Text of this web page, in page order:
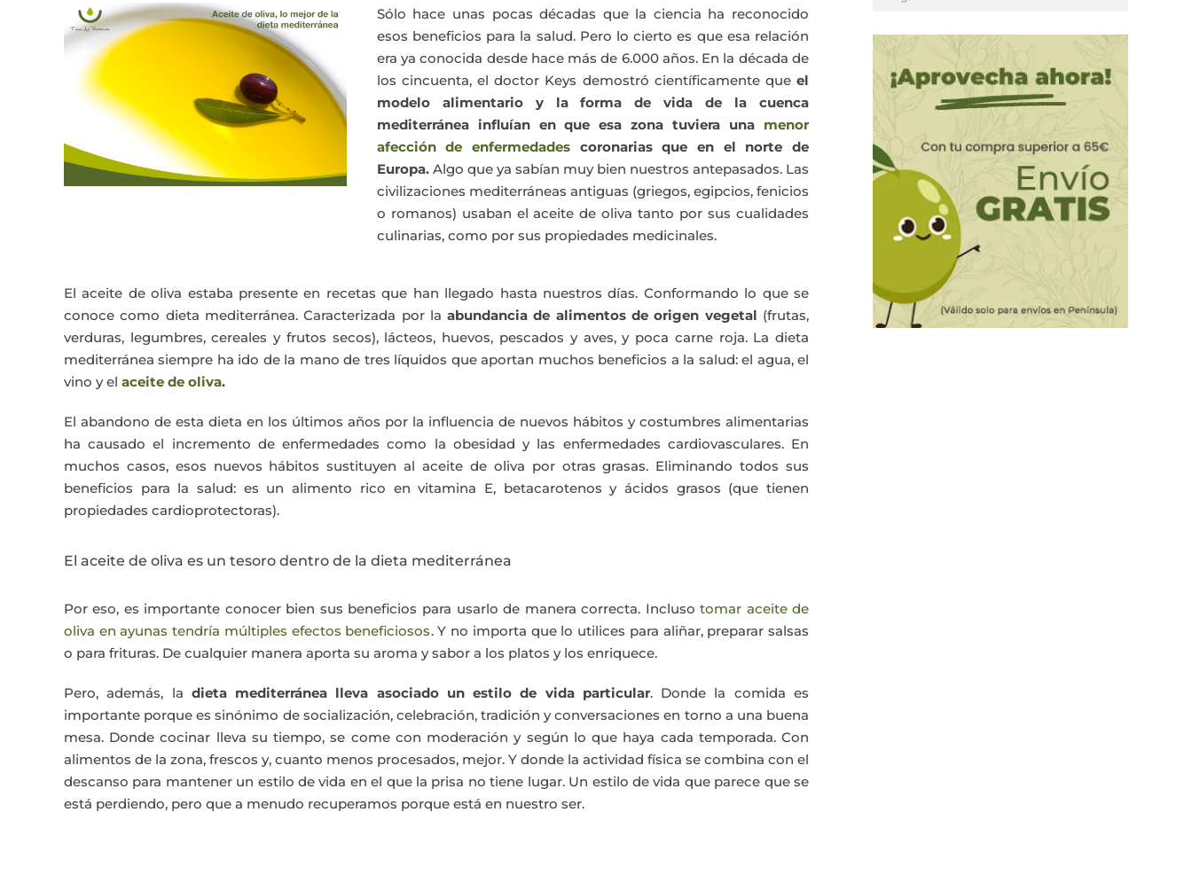
Sólo hace unas pocas décadas que la ciencia ha reconocido
esos beneficios para la salud. Pero lo cierto es que esa relación
era ya conocida desde hace más de 6.000 años. En la década de
los cincuenta, el doctor Keys demostró científicamente queel
modelo alimentario y la forma de vida de la cuenca
mediterránea influían en que esa zona tuviera una menor
afección de enfermedades coronarias que en el norte de
Europa.Algo que ya sabían muy bien nuestros antepasados. Las
civilizaciones mediterráneas antiguas (griegos, egipcios, fenicios
o romanos) usaban el aceite de oliva tanto por sus cualidades
culinarias, como por sus propiedades medicinales.
El aceite de oliva estaba presente en recetas que han llegado hasta nuestros días. Conformando lo que se
conoce como dieta mediterránea. Caracterizada por laabundancia de alimentos de origen vegetal (frutas,
verduras, legumbres, cereales y frutos secos), lácteos, huevos, pescados y aves, y poca carne roja. La dieta
mediterránea siempre ha ido de la mano de tres líquidos que aportan muchos beneficios a la salud: el agua, el
vino y el aceite de oliva.
El abandono de esta dieta en los últimos años por la influencia de nuevos hábitos y costumbres alimentarias
ha causado el incremento de enfermedades como la obesidad y las enfermedades cardiovasculares. En
muchos casos, esos nuevos hábitos sustituyen al aceite de oliva por otras grasas. Eliminando todos sus
beneficios para la salud: es un alimento rico en vitamina E, betacarotenos y ácidos grasos (que tienen
propiedades cardioprotectoras).
El aceite de oliva es un tesoro dentro de la dieta mediterránea
Por eso, es importante conocer bien sus beneficios para usarlo de manera correcta. Inclusotomar aceite de
oliva en ayunas tendría múltiples efectos beneficiosos. Y no importa que lo utilices para aliñar, preparar salsas
o para frituras. De cualquier manera aporta su aroma y sabor a los platos y los enriquece.
Pero, además, la dieta mediterránea lleva asociado un estilo de vida particular. Donde la comida es
importante porque es sinónimo de socialización, celebración, tradición y conversaciones en torno a una buena
mesa. Donde cocinar lleva su tiempo, se come con moderación y según lo que haya cada temporada. Con
alimentos de la zona, frescos y, cuanto menos procesados, mejor. Y donde la actividad física se combina con el
descanso para mantener un estilo de vida en el que la prisa no tiene lugar. Un estilo de vida que parece que se
está perdiendo, pero que a menudo recuperamos porque está en nuestro ser.